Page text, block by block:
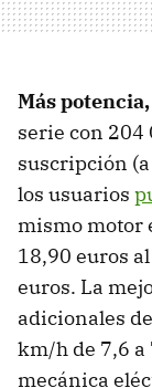
Más
serie con 204
suscripción
los usuarios
mismo motor
18,90 euros
euros. La
adicionales
km/h de 7,6 a
mecánica